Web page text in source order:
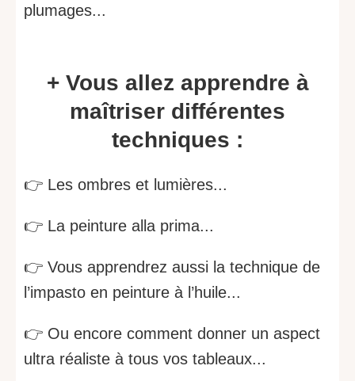
plumages...
+ Vous allez apprendre à
maîtriser différentes
techniques :
👉 Les ombres et lumières...
👉 La peinture alla prima...
👉 Vous apprendrez aussi la technique de
l’impasto en peinture à l’huile...
👉 Ou encore comment donner un aspect
ultra réaliste à tous vos tableaux...